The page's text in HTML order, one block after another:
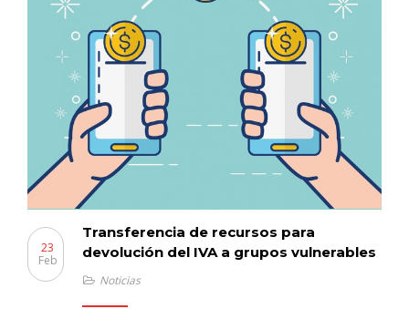
Transferencia de recursos para
devolución del IVA a grupos vulnerables
23
Feb
Noticias